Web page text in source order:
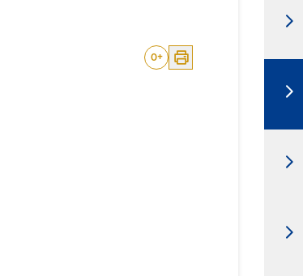
0+